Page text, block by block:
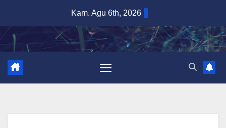
content
Kam. Agu 6th, 2026